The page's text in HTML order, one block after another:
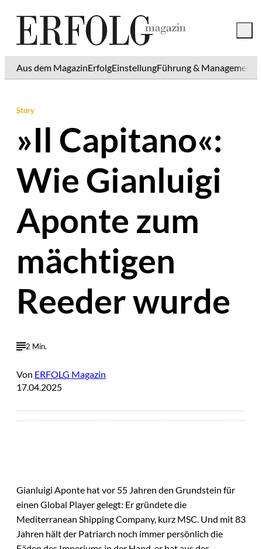
Aus dem MagazinErfolgEinstellungFührung & Management
Story
»Il Capitano«:
Wie Gianluigi
Aponte zum
mächtigen
Reeder wurde
2 Min.
Von ERFOLG Magazin
17.04.2025
Gianluigi Aponte hat vor 55 Jahren den Grundstein für
einen Global Player gelegt: Er gründete die
Mediterranean Shipping Company, kurz MSC. Und mit 83
Jahren hält der Patriarch noch immer persönlich die